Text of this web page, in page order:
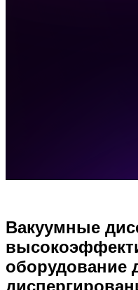
Вакуумные
оборудование